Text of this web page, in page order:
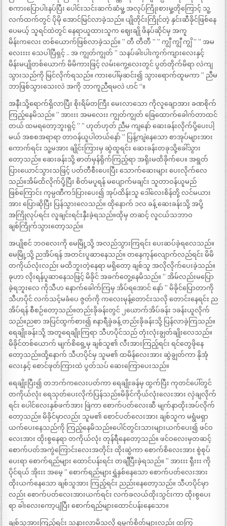
စကားပြောပါးနပ်ပြီး ပေါင်းသင်းဆက်ဆံမှု့ အလုပ်ကြိုးစားမှု့တိုကြောင့် သူ့
လက်ထက်တွင် ပိုမို အောင်မြင်လာခဲ့သည်။ ပျိုတိုင်းကြိုင်တဲ့ နှင်းဆီခိုင်ဖြစ်နေ
ပေမယ့် သူရင်ထဲတွင် နေရာယူထားသူက ဈေးချို ဖိနပ်ဆိုင်မှ အကူ
မိန်းကလေး တစ်ယောက်ဖြစ်လာခဲ့သည်။ ” တီ တီတီ ” ” ကျွီ ကျွီ ကျွိ ” ” အမ
လေးးးး သေပါပြီရှင့် .. အ ကျွတ်ကျွတ် ” သနပ်ခါးပါးကွက်ကျားလေးနှင့်
မိန်းမပျိုတစ်ယောက် မိမိကားဖြင့် လမ်းကွေ့လေးတွင် ပွတ်တိုက်မိရာ လဲကျ
သွားသည်ကို မြင်လိုက်ရသည်။ ကားပေါ်မှဆင်း၍ သွားရောက်ထူမကာ ” ညီမ
ဘာဖြစ်သွားသေးလဲ အကို ဘာကူညီရမလဲ ဟင် “။
အနီးသို့ရောက်ရှိလာပြီး စိုးရိမ်တကြီး မေးလာသော ကိုလူချောအား ခဏစိုက်
ကြည့်နေမိသည်။ ” အားးး အမလေးး ကျွတ်ကျွတ် ခြေထောက်ခေါက်တာထင်
တယ် ထမရတော့ဘူးရှင့် ” ” ဟုတ်ဟုတ် ညီမ ကျနော် ဆေးခန်းလိုက်ပို့ပေးပါ့
မယ် အစစအရာရာ တာဝန်ယူပါတယ်နော် ” ပြန့်ကျဲနေသော စာအုပ်များအား
ကောက်ရင်း သူ့မအား ချိုင်းကြားမှ ဆွဲထူရင်း ဆေးခန်းတခုသို့ခေါ်သွား
တော့သည်။ ဆေးခန်းသို့ ဓာတ်မှန်ရိုက်ကြည့်ရာ အရိုးမထိခိုက်ပေ။ အရွတ်
ပြားယောင်သွားသဖြင့် ပတ်တီစီးပေးပြီး သောက်ဆေးများ ပေးလိုက်လေ
သည်။အိမ်ထိလိုက်ပို့ပြီး စိတ်မပူရန် မပျောက်မချင်း သူတာဝန်ယူမည်
ဖြစ်ကြောင်း ကုမ္ပဏီကဒ်ပြားပေး၍ အုပ်ထိန်းသူ ဒေါ်လေးစိန်တို့ လင်မယား
အား ပြောဆိုပြီး ပြန်သွားလေသည်။ ထိုနောက် ၁လ ခန့် ဆေးခန်းသို့ အပို့
အကြိုလုပ်ရင်း လူချင်းရင်းနှီးခဲ့ရသည်။ထိုမှ တဆင့် လူငယ်သဘာဝ
ချစ်ကြိုက်သွားတော့သည်။
အပျိုစင် ဘဝလေးကို မေမြို့သို့ အလည်သွားကြရင်း ပေးဆပ်ခဲ့ရလေသည်။
မေမြို့သို့ ညအိပ်ရန် အတင်းပူဆာနေသည်။ တနေကုန်လျောက်လည်ရင်း မိမိ
တကိုယ်လုံးလည်း မထိဘူးတဲ့နေရာ မရှိတော့ ချစ်သူ အလိုလိုက်ပေးခဲ့သည်။
ခုဟာ လိုးရန်ပူဆာနေသဖြင့် မိခိုင် အခက်တွေ့နေမိသည်။ ” အိမ်လည်းမပြော
ခဲ့ရဘူးလေ ကိုသီဟ နောက်ခေါက်ကြမှ အိပ်ရအောင် နော် ” မိခိုင်ပြောတာကို
သီဟပိုင် လက်သင့်မခံပေ ဇွတ်ကို ကလေးမုန့်တောင်းသလို တောင်းနေရင်း ည
အိပ်ရန် စီစဉ်တော့သည်။တည်းခိုခန်းတွင် ၂ယောက်အိပ်ခန်း ၁ခန်းယူလိုက်
သည်။ညစာ အပြင်ထွက်စား၍ ၈နာရီခွဲခန့် တည်းခိုခန်းသို့ ပြန်လာခဲ့ကြသည်။
ရေချိုးခန်းသို့ အတူရေချိုးကြရာ သီဟပိုင်သည် တုံးလုံးချွတ်ချိုးလေသည်။
မိခိုင်တစ်ယောက် မျက်စိရှေ့မှ ချစ်သူ၏ လီးအားကြည့်ရင်း ရင်တွေဖိုနေ
တော့သည်။ထို့နောက် သီဟပိုင်မှ သူမ၏ ထမိန်လေးအား ဆွဲချွတ်ကာ နိုအုံ
လေးနှင့် စောင်ဖုတ်ကြားထဲ ပွတ်သပ် ဆေးကြောပေးသည်။
ရေချိုးပြီး၍ တဘက်ကလေးပတ်ကာ ရေချိုးခန်မှ ထွက်ပြီး ကုတင်ပေါ်တွင်
တကိုယ်လုံး ရေသုတ်ပေးလိုက်ပြန်သည်။မိခိုင်ကိုယ်လုံးလေးအား လှဲချလိုက်
ရင်း ပေါင်လေးနှစ်ဖက်အား ဖြဲကာ စောက်ပတ်လေးဆီ မျက်နာထိုးအပ်လိုက်
တော့သည်။ မိခိုင်မှာလည်း သူမ၏ စောင်ပတ်လေးအား ချစ်သူက မရွံမရှာ
ယက်ပေးနေသည်ကို ကြည့်နေမိသည်။ပေါင်တွင်းသားများယက်ပေး၍ ဖင်ဝ
လေးအား ထိုးစွနေရာ တကိုယ်လုံး တုန်ရီနေတော့သည်။ ဖင်ဝလေးမှတဆင့်
စောက်ပတ်အကွဲကြောင်းလေးအတိုင်း ထိုးဆွဲကာ စောက်စိလေးအား စွဲစုပ်
ပေးရာ စောက်ရည်များ ထောင်ပန်းရင်း တချီပြီးခဲ့ရသည်။ ” အားးး ရှီးးး ကို
ပိုင်ရယ် အိုးးး အမေ့ ” စောက်ရည်များရွှဲနှစ်နေသော စောက်ပတ်လေးအား
ထိုးယက်နေသော ချစ်သူအား ကြည့်ရင်း ညည်းနေတော့သည်။ သီဟပိုင်မှာ
လည်း စောက်ပတ်လေးအားယက်ရင်း လက်ခလယ်ထိုးသွင်းကာ ထိုးစွပေး
ရာ ခါးလေးကော့ပျံပြီး စောက်ရည်များထောင်ပန်းနေသော။
ချစ်သူအားကြည့်ရင်း သနားလာမိသလို ရမ္မက်စိတ်များလည်း ထကြွ